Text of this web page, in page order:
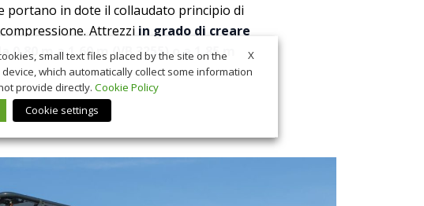
portano in dote il collaudato principio di
Attrezzi in grado di creare
m a 1,60 m (VB 3255) o a 1,85 m
X
small text files placed by the site on the
which automatically collect some information
provide directly. Cookie Policy
Cookie settings